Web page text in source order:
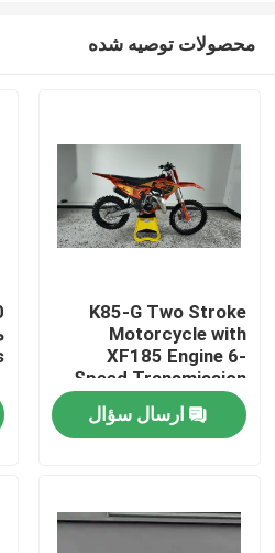
صفحه اصلی
محصولات توصیه شده
K85-G Two Stroke
Motorcycle with
XF185 Engine 6-
Speed Transmission
and Professional
Suspension for Off-
Road Adventure
ارسال سؤال